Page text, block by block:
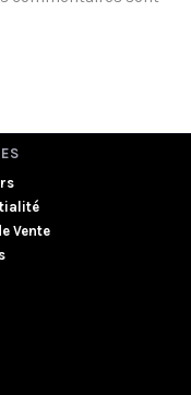
Vente